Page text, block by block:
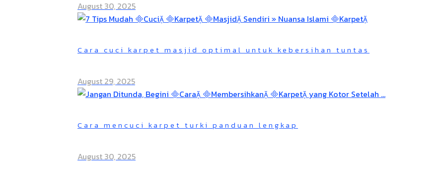
August 30, 2025
Cara cuci karpet masjid optimal untuk kebersihan tuntas
August 29, 2025
Cara mencuci karpet turki panduan lengkap
August 30, 2025